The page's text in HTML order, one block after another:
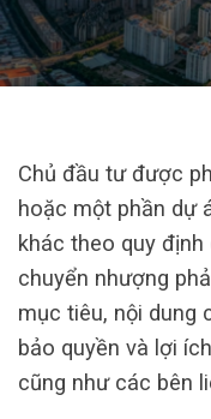
Chủ đầu tư được
hoặc một phần dự
khác theo quy định
chuyển nhượng
mục tiêu, nội dung
bảo quyền và lợi
cũng như các bên